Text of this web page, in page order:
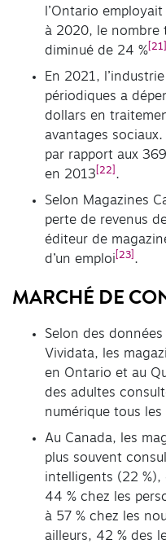
l’Ontario
à 2020, le nombre
diminué de 24 % [21]
En 2021,
périodiques a
dollars en
avantages sociaux.
par rapport aux
en 2013 [22] .
Selon Magazines
perte de revenus
éditeur de
d’un emploi [23] .
MARCHÉ DE
Selon des
Vividata, les
en Ontario et au
des adultes
numérique tous les
Au Canada, les
plus souvent
intelligents (22 %),
44 % chez les
à 57 % chez les
ailleurs, 42 % des